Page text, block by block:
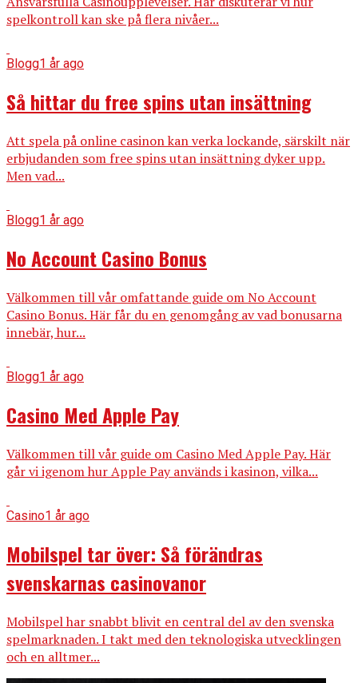
spelkontroll kan ske på flera nivåer...
Blogg1 år ago
Så hittar du free spins utan insättning
Att spela på online casinon kan verka lockande, särskilt när
erbjudanden som free spins utan insättning dyker upp.
Men vad...
Blogg1 år ago
No Account Casino Bonus
Välkommen till vår omfattande guide om No Account
Casino Bonus. Här får du en genomgång av vad bonusarna
innebär, hur...
Blogg1 år ago
Casino Med Apple Pay
Välkommen till vår guide om Casino Med Apple Pay. Här
går vi igenom hur Apple Pay används i kasinon, vilka...
Casino1 år ago
Mobilspel tar över: Så förändras
svenskarnas casinovanor
Mobilspel har snabbt blivit en central del av den svenska
spelmarknaden. I takt med den teknologiska utvecklingen
och en alltmer...